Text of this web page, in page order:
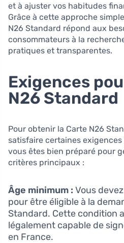
et à ajuster vos habitudes
Grâce à cette approche
N26 Standard répond aux
consommateurs à la
pratiques et transparentes.
Exigences
N26 Standard
Pour obtenir la Carte N26
satisfaire certaines
vous êtes bien préparé pour
critères principaux :
Âge minimum : Vous
pour être éligible à la
Standard. Cette condition
légalement capable de
en France.